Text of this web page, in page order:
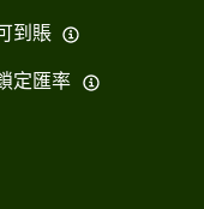
到賬
定匯率